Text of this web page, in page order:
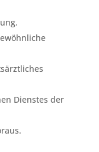
Dienstes der